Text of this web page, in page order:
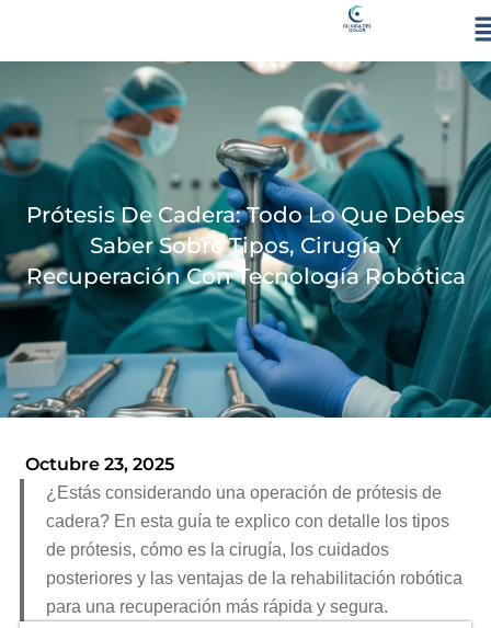
Prótesis De Cadera: Todo Lo Que Debes
Saber Sobre Tipos, Cirugía Y
Recuperación Con Tecnología Robótica
Octubre 23, 2025
¿Estás considerando una operación de prótesis de
cadera? En esta guía te explico con detalle los tipos
de prótesis, cómo es la cirugía, los cuidados
posteriores y las ventajas de la rehabilitación robótica
para una recuperación más rápida y segura.